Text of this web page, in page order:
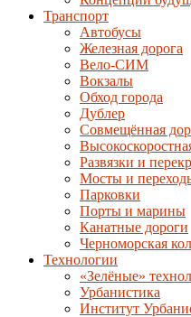
Транспорт
Автобусы
Железная дорога
Вело-СИМ
Вокзалы
Обход города
Дублер
Совмещённая
Развязки и
Мосты и
Парковки
Порты и марины
Канатные дороги
Черноморская
Технологии
«Зелёные»
Урбанистика
Институт